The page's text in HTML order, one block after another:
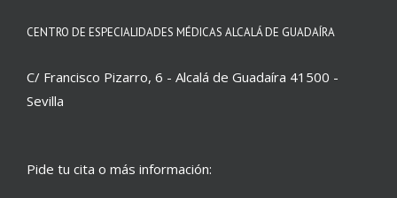
CENTRO DE ESPECIALIDADES MÉDICAS ALCALÁ DE GUADAÍRA
C/ Francisco Pizarro, 6 - Alcalá de Guadaíra 41500 -
Sevilla
Pide tu cita o más información: